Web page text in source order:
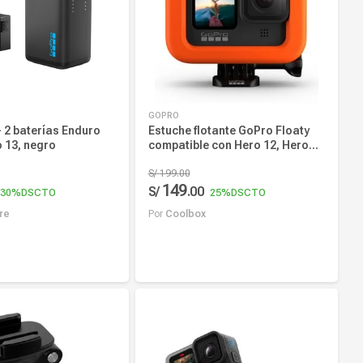
2 baterías Enduro
13, negro
30%DSCTO
GOPRO
Estuche flotante GoPro Floaty
compatible con Hero 12, Hero
actividades acuáticas,
acolchonado para protección
S/ 199.00
S/ 149.00 25%DSCTO
Por Coolbox